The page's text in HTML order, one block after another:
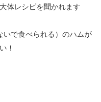
体レシピを聞かれます
いで食べられる）のハムが
！